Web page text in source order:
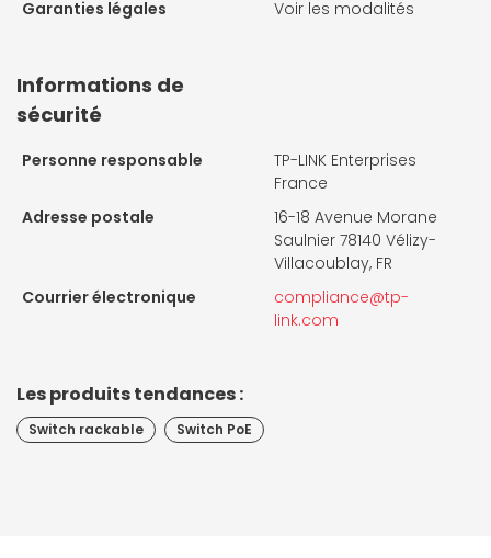
Garanties légales Voir les modalités
Informations de
sécurité
Personne responsable
TP-LINK Enterprises
France
Adresse postale
16-18 Avenue Morane
Saulnier 78140 Vélizy-
Villacoublay, FR
Courrier électronique
compliance@tp-
link.com
Les produits tendances :
Switch rackable Switch PoE